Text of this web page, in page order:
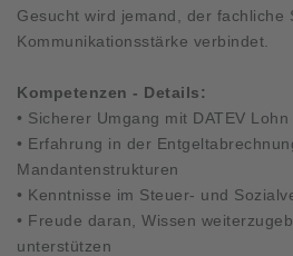
Gesucht wird jemand, der fachliche
Kommunikationsstärke verbindet.
Kompetenzen - Details:
• Sicherer Umgang mit DATEV
• Erfahrung in der
Mandantenstrukturen
• Kenntnisse im Steuer- und
• Freude daran, Wissen
unterstützen